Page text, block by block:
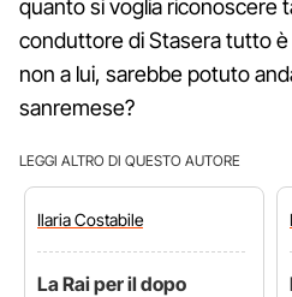
quanto si voglia riconoscere
conduttore di Stasera tutto è
non a lui, sarebbe potuto
sanremese?
LEGGI ALTRO DI QUESTO AUTORE
IlariaCostabile
La Rai per il dopo